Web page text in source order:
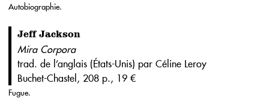
Autobiographie.
Jeff Jackson
Mira Corpora
trad. de l’anglais (États-Unis) par Céline Leroy
Buchet-Chastel, 208 p., 19 €
Fugue.